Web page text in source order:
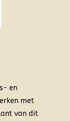
en
met
van dit